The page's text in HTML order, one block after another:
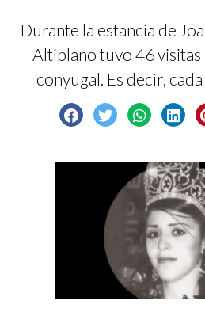
Durante la estancia de
Altiplano tuvo 46
conyugal. Es decir, cada